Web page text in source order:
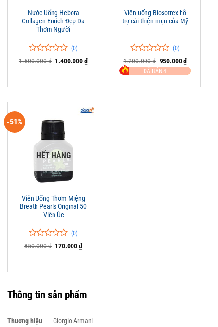
Nước Uống Hebora
Collagen Enrich Đẹp Da
Thơm Người
0
0
(0)
1.500.000₫ Giá
1.400.000₫Giá
hiện
1.400.000 ₫.
Viên uống Biosotrex hỗ
trợ cải thiện mụn của Mỹ
0
trên
5
0
(0)
1.200.000₫ Giá
gốc
là:
950.000₫Giá
hiện
tại
950.000 ₫.
ĐÃ BÁN 4
-51%
HẾT HÀNG
Viên Uống Thơm Miệng
Breath Pearls Original 50
Viên Úc
0
0
(0)
350.000₫ Giá
170.000₫Giá
hiện
170.000 ₫.
Thông tin sản phẩm
Thương hiệu
Giorgio Armani